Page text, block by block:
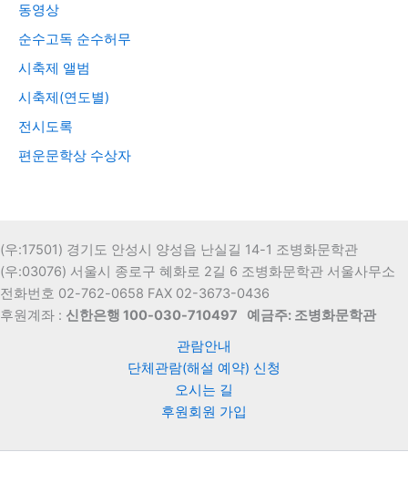
동영상
순수고독 순수허무
시축제 앨범
시축제(연도별)
전시도록
편운문학상 수상자
(우:17501) 경기도 안성시 양성읍 난실길 14-1 조병화문학관
(우:03076) 서울시 종로구 혜화로 2길 6 조병화문학관 서울사무소
전화번호 02-762-0658 FAX 02-3673-0436
후원계좌 : 신한은행 100-030-710497
예금주: 조병화문학관
관람안내
단체관람(해설 예약) 신청
오시는 길
후원회원 가입